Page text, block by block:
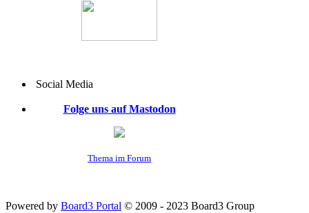
Social Media
Folge uns auf Mastodon
Thema im Forum
Powered by Board3 Portal © 2009 - 2023 Board3 Group